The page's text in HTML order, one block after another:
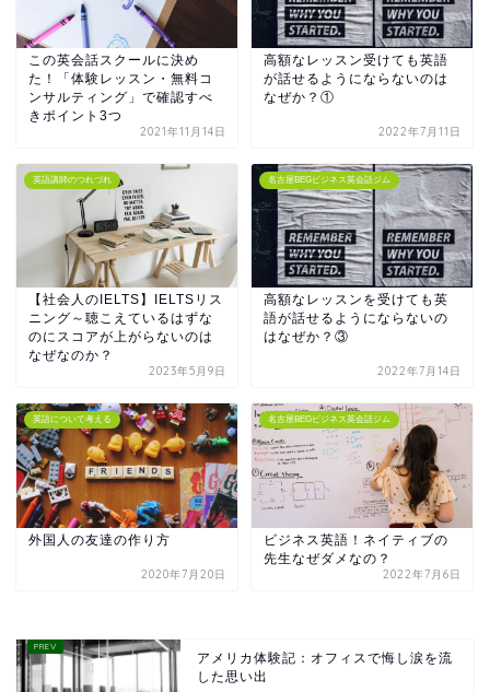
この英会話スクールに決め
た！「体験レッスン・無料コ
ンサルティング」で確認すべ
きポイント3つ
2021年11月14日
高額なレッスン受けても英語
が話せるようにならないのは
なぜか？①
2022年7月11日
英語講師のつれづれ
【社会人のIELTS】IELTSリス
ニング～聴こえているはずな
のにスコアが上がらないのは
なぜなのか？
2023年5月9日
名古屋BEGビジネス英会話ジム
高額なレッスンを受けても英
語が話せるようにならないの
はなぜか？③
2022年7月14日
英語について考える
外国人の友達の作り方
2020年7月20日
名古屋BEGビジネス英会話ジム
ビジネス英語！ネイティブの
先生なぜダメなの？
2022年7月6日
アメリカ体験記：オフィスで悔し涙を流
した思い出